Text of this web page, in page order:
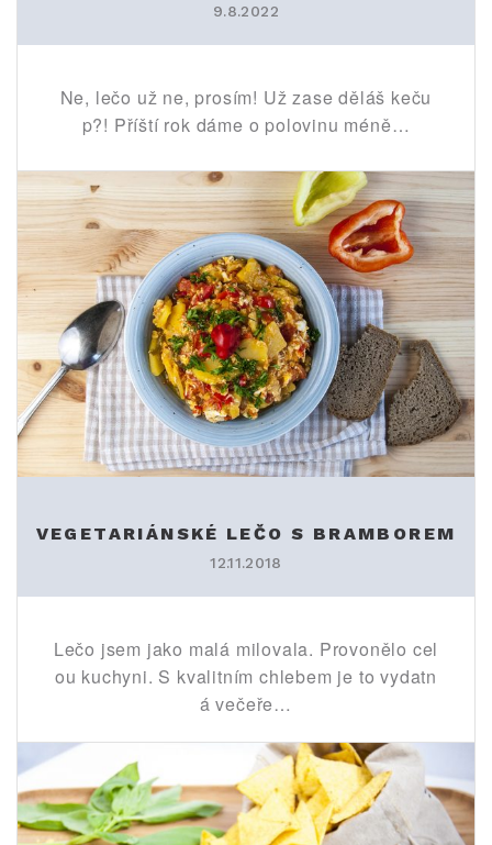
9.8.2022
Ne, lečo už ne, prosím! Už zase děláš keču
p?! Příští rok dáme o polovinu méně…
VEGETARIÁNSKÉ LEČO S BRAMBOREM
12.11.2018
Lečo jsem jako malá milovala. Provonělo cel
ou kuchyni. S kvalitním chlebem je to vydatn
á večeře…